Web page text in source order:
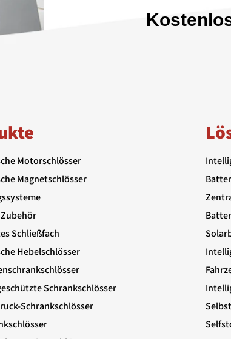
Motorschlösser
Magnetschlösser
Schließfach
Hebelschlösser
Schrankschlösser
Schrankschlösser